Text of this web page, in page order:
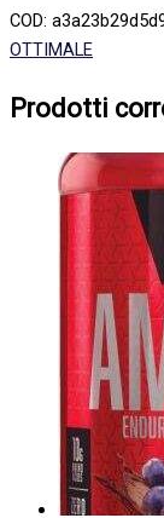
COD:
OTTIMALE
Prodotti